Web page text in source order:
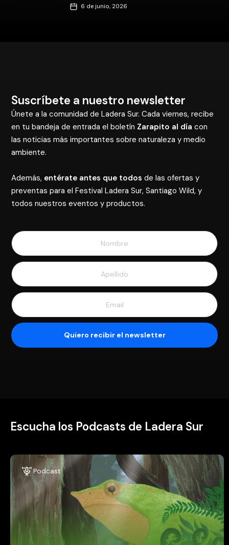
6 de junio, 2026
Suscríbete a nuestro newsletter
Únete a la comunidad de Ladera Sur. Cada viernes, recibe
en tu bandeja de entrada el boletín Zarapito al día con
las noticias más importantes sobre naturaleza y medio
ambiente.
Además, entérate antes que todos de las ofertas y
preventas para el Festival Ladera Sur, Santiago Wild, y
todos nuestros eventos y productos.
Escucha los Podcasts de Ladera Sur
Podcast